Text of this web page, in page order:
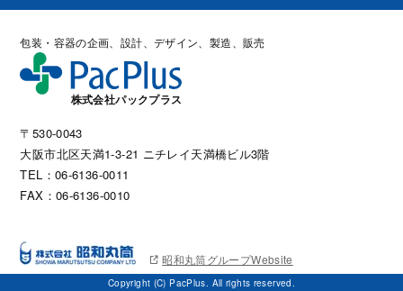
包装・容器の企画、設計、デザイン、製造、販売
株式会社パックプラス
〒530-0043
大阪市北区天満1-3-21 ニチレイ天満橋ビル3階
TEL：06-6136-0011
FAX：06-6136-0010
昭和丸筒グループWebsite
Copyright (C) PacPlus. All rights reserved.